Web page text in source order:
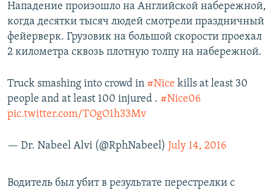
Нападение произошло на Английской набережной,
когда десятки тысяч людей смотрели праздничный
фейерверк. Грузовик на большой скорости проехал
2 километра сквозь плотную толпу на набережной.
Truck smashing into crowd in #Nice kills at least 30
people and at least 100 injured . #Nice06
pic.twitter.com/TOgO1h33Mv
— Dr. Nabeel Alvi (@RphNabeel) July 14, 2016
Водитель был убит в результате перестрелки с